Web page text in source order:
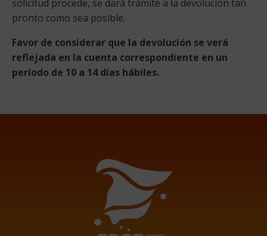
solicitud procede, se dará trámite a la devolución tan
pronto como sea posible.
Favor de considerar que la devolución se verá
reflejada en la cuenta correspondiente en un
período de 10 a 14 días hábiles.